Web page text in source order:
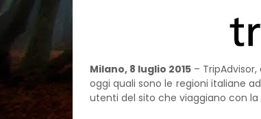
Milano, 8 luglio 2015–
oggi quali sono le regioni italiane
utenti del sito che viaggiano con la